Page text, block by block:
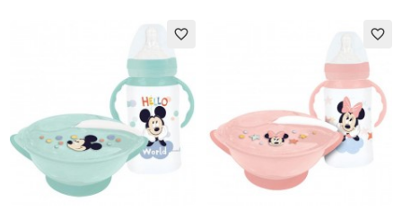
favorite_border favorite_border
Crea lista dei desideri